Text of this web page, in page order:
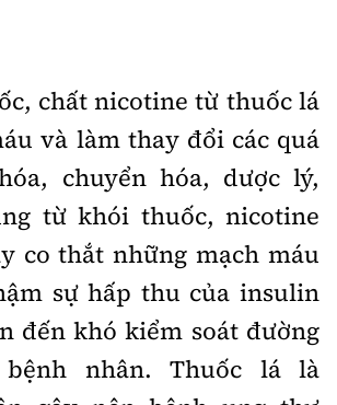
thông
Bộ Xây dựng
BVHTTDL, cấp ngày 1/4/2025.
chất nicotine từ thuốc lá
và làm thay đổi các quá
chuyển hóa, dược lý,
từ khói thuốc, nicotine
co thắt những mạch máu
sự hấp thu của insulin
đến khó kiểm soát đường
nhân. Thuốc lá là